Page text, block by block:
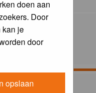
doen aan
Door
kan je
door
opslaan